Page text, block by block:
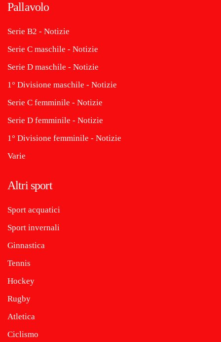
Pallavolo
Serie B2 - Notizie
Serie C maschile - Notizie
Serie D maschile - Notizie
1° Divisione maschile - Notizie
Serie C femminile - Notizie
Serie D femminile - Notizie
1° Divisione femminile - Notizie
Varie
Altri sport
Sport acquatici
Sport invernali
Ginnastica
Tennis
Hockey
Rugby
Atletica
Ciclismo